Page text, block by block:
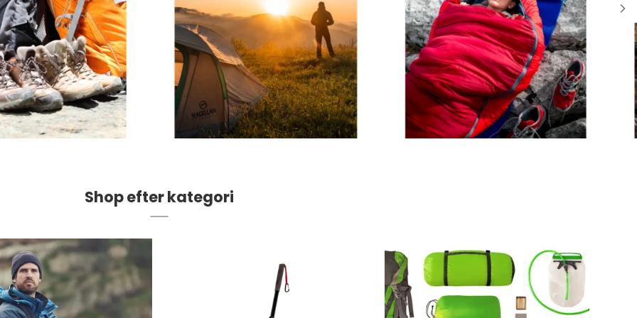
Madlavnings systemer -
Stormkøkken
Pander-Gryder
Bestik
Termokande - og Krus
Fletliner
Flueliner
Monofil liner
forfangsliner
Smartwatches
Ekkoloder/Kortplotter
Håndholdt
Kommunikation
Gedde Fiskeri
Fiskegrej til hele familien
Kyst Fiskeri
Liggeunderlag
Soveposer
Rygsæk
Kaffe
Shop efter kategori